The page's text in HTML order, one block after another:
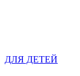
ДЛЯ ДЕТЕЙ